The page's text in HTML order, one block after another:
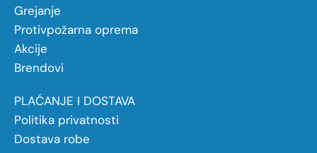
Grejanje
Protivpožarna oprema
Akcije
Brendovi
PLAĆANJE I DOSTAVA
Politika privatnosti
Dostava robe